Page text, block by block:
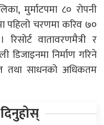
मुर्माटपमा ८० रोपनी
पहिलो चरणमा करिव ७०
वातावरणमैत्री र
निर्माण गरिने
तथा साधनको अधिकतम
दिनुहोस्